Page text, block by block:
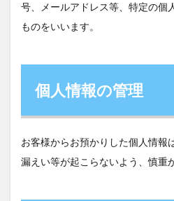
号、メールアドレス等、特定の個
ものをいいます。
個人情報の管理
お客様からお預かりした個人情報
漏えい等が起こらないよう、慎重